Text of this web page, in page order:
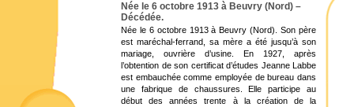
Née le 6 octobre 1913 à Beuvry (Nord) –
Décédée.
Née le 6 octobre 1913 à Beuvry (Nord). Son père
est maréchal-ferrand, sa mère a été jusqu’à son
mariage, ouvrière d’usine. En 1927, après
l’obtention de son certificat d’études Jeanne Labbe
est embauchée comme employée de bureau dans
une fabrique de chaussures. Elle participe au
début des années trente à la création de la